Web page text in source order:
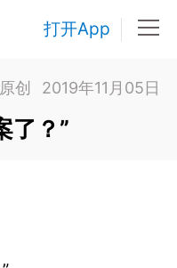
打开App
原创 2019年11月05日
了？”